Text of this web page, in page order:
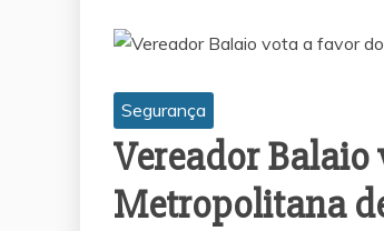
Segurança
Vereador Balaio
Metropolitana